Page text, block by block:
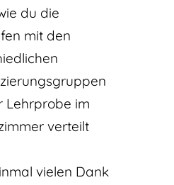
du die
mit den
Lehrprobe im
verteilt
vielen Dank